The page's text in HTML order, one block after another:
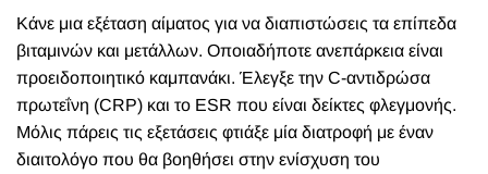
Κάνε μια εξέταση αίματος για να διαπιστώσεις τα επίπεδα
βιταμινών και μετάλλων. Οποιαδήποτε ανεπάρκεια είναι
προειδοποιητικό καμπανάκι. Έλεγξε την C-αντιδρώσα
πρωτεΐνη (CRP) και το ESR που είναι δείκτες φλεγμονής.
Μόλις πάρεις τις εξετάσεις φτιάξε μία διατροφή με έναν
διαιτολόγο που θα βοηθήσει στην ενίσχυση του